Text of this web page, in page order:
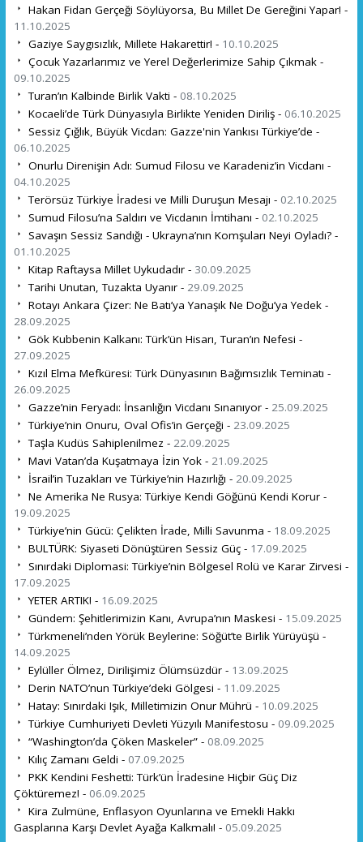
Hakan Fidan Gerçeği Söylüyorsa, Bu Millet De Gereğini Yapar! -
11.10.2025
Gaziye Saygısızlık, Millete Hakarettir! - 10.10.2025
Çocuk Yazarlarımız ve Yerel Değerlerimize Sahip Çıkmak -
09.10.2025
Turan’ın Kalbinde Birlik Vakti - 08.10.2025
Kocaeli’de Türk Dünyasıyla Birlikte Yeniden Diriliş - 06.10.2025
Sessiz Çığlık, Büyük Vicdan: Gazze'nin Yankısı Türkiye’de -
06.10.2025
Onurlu Direnişin Adı: Sumud Filosu ve Karadeniz’in Vicdanı -
04.10.2025
Terörsüz Türkiye İradesi ve Milli Duruşun Mesajı - 02.10.2025
Sumud Filosu’na Saldırı ve Vicdanın İmtihanı - 02.10.2025
Savaşın Sessiz Sandığı - Ukrayna’nın Komşuları Neyi Oyladı? -
01.10.2025
Kitap Raftaysa Millet Uykudadır - 30.09.2025
Tarihi Unutan, Tuzakta Uyanır - 29.09.2025
Rotayı Ankara Çizer: Ne Batı’ya Yanaşık Ne Doğu’ya Yedek -
28.09.2025
Gök Kubbenin Kalkanı: Türk’ün Hisarı, Turan’ın Nefesi -
27.09.2025
Kızıl Elma Mefküresi: Türk Dünyasının Bağımsızlık Teminatı -
26.09.2025
Gazze’nin Feryadı: İnsanlığın Vicdanı Sınanıyor - 25.09.2025
Türkiye’nin Onuru, Oval Ofis’in Gerçeği - 23.09.2025
Taşla Kudüs Sahiplenilmez - 22.09.2025
Mavi Vatan’da Kuşatmaya İzin Yok - 21.09.2025
İsrail’in Tuzakları ve Türkiye’nin Hazırlığı - 20.09.2025
Ne Amerika Ne Rusya: Türkiye Kendi Göğünü Kendi Korur -
19.09.2025
Türkiye’nin Gücü: Çelikten İrade, Milli Savunma - 18.09.2025
BULTÜRK: Siyaseti Dönüştüren Sessiz Güç - 17.09.2025
Sınırdaki Diplomasi: Türkiye’nin Bölgesel Rolü ve Karar Zirvesi -
17.09.2025
YETER ARTIK! - 16.09.2025
Gündem: Şehitlerimizin Kanı, Avrupa’nın Maskesi - 15.09.2025
Türkmeneli’nden Yörük Beylerine: Söğüt’te Birlik Yürüyüşü -
14.09.2025
Eylüller Ölmez, Dirilişimiz Ölümsüzdür - 13.09.2025
Derin NATO’nun Türkiye’deki Gölgesi - 11.09.2025
Hatay: Sınırdaki Işık, Milletimizin Onur Mührü - 10.09.2025
Türkiye Cumhuriyeti Devleti Yüzyılı Manifestosu - 09.09.2025
“Washington’da Çöken Maskeler” - 08.09.2025
Kılıç Zamanı Geldi - 07.09.2025
PKK Kendini Feshetti: Türk’ün İradesine Hiçbir Güç Diz
Çöktüremez! - 06.09.2025
Kira Zulmüne, Enflasyon Oyunlarına ve Emekli Hakkı
Gasplarına Karşı Devlet Ayağa Kalkmalı! - 05.09.2025